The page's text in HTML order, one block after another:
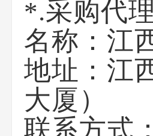
*.采购代
名称：江
地址：江
大厦）
联系方式